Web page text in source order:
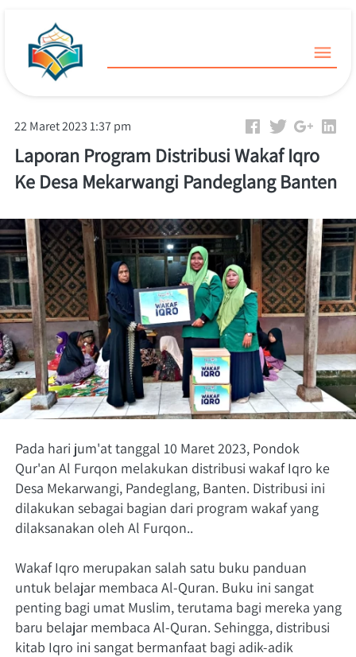
22 Maret 2023 1:37 pm
Laporan Program Distribusi Wakaf Iqro
Ke Desa Mekarwangi Pandeglang Banten
Pada hari jum'at tanggal 10 Maret 2023, Pondok
Qur'an Al Furqon melakukan distribusi wakaf Iqro ke
Desa Mekarwangi, Pandeglang, Banten. Distribusi ini
dilakukan sebagai bagian dari program wakaf yang
dilaksanakan oleh Al Furqon..
Wakaf Iqro merupakan salah satu buku panduan
untuk belajar membaca Al-Quran. Buku ini sangat
penting bagi umat Muslim, terutama bagi mereka yang
baru belajar membaca Al-Quran. Sehingga, distribusi
kitab Iqro ini sangat bermanfaat bagi adik-adik